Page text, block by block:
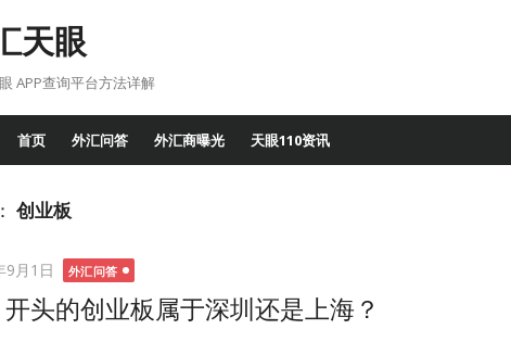
天眼
APP查询平台方法详解
首页 外汇问答 外汇商曝光 天眼110资讯
创业板
9月1日 外汇问答
头的创业板属于深圳还是上海？